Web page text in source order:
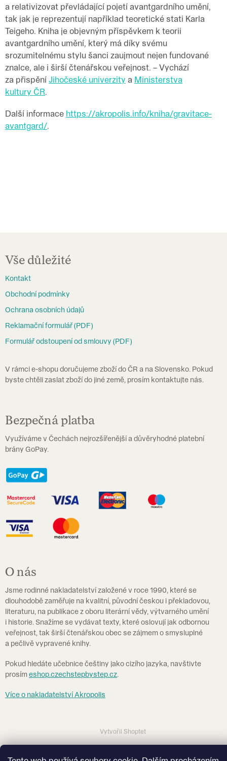
a relativizovat převládající pojetí avantgardního umění,
tak jak je reprezentují například teoretické stati Karla
Teigeho. Kniha je objevným příspěvkem k teorii
avantgardního umění, který má díky svému
srozumitelnému stylu šanci zaujmout nejen fundované
znalce, ale i širší čtenářskou veřejnost. – Vychází
za přispění Jihočeské univerzity a Ministerstva
kultury ČR.
Další informace https://akropolis.info/kniha/gravitace-
avantgard/.
Vše důležité
Kontakt
Obchodní podmínky
Ochrana osobních údajů
Reklamační formulář (PDF)
Formulář odstoupení od smlouvy (PDF)
V rámci e-shopu doručujeme zboží do ČR a na Slovensko. Pokud
byste chtěli zaslat zboží do jiné země, prosím kontaktujte nás.
Bezpečná platba
Využíváme v Čechách nejrozšířenější a důvěryhodné platební
brány GoPay.
O nás
Jsme rodinné nakladatelství založené v roce 1990, které se
dlouhodobě zaměřuje na kvalitní, původní českou i překladovou,
literaturu, na publikace z oboru literární vědy, výtvarného umění
i historie. Snažíme se vydávat texty, které oslovují jak odbornou
veřejnost, tak širší čtenářskou obec se zájmem o smysluplné
a pečlivě vypravené knihy.
Pokud hledáte učebnice češtiny jako cizího jazyka, navštivte
prosímeshop.czechstepbystep.cz.
Více o nakladatelství Akropolis
Vytvořil Shoptet